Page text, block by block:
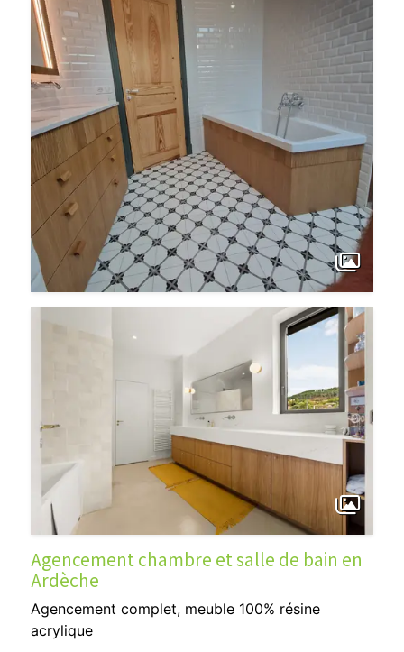
Agencement chambre et salle de bain en
Ardèche
Agencement complet, meuble 100% résine
acrylique